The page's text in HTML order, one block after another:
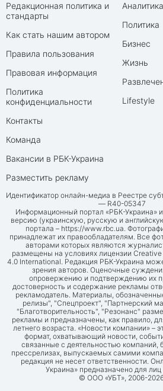
Редакционная политика и
стандарты
Как стать нашим автором
Правила пользования
Правовая информация
Политика
конфиденциальности
Контакты
Команда
Вакансии в РБК-Украина
Разместить рекламу
Аналитика
Политика
Бизнес
Жизнь
Lifestyle
Идентификатор онлайн-медиа в Реестре
— R40-05347
Информационный портал «РБК-Украина»
версию (украинскую, русскую и
портала – https://www.rbc.ua.
принадлежат их правообладателям. Все
авторами которых являются
размещены на условиях лицензии
4.0 International. Редакция РБК-Украина
зрения авторов. Оценочные
опровержению и подтверждению их
достоверность и содержание рекламы
рекламодатель. Материалы,
релизы", "Спецпроект", "Партнерский
"Благотворительность", "Резонанс"
рекламы и предназначены, как правило,
летнего возраста. «Новости компании» –
формат, охватывающий новости,
связанные с деятельностью компаний,
прессрелизах, выпускаемых самими
редакция не несет ответственности.
Украина» предназначено для лиц
© ООО «УБТ», 2006-